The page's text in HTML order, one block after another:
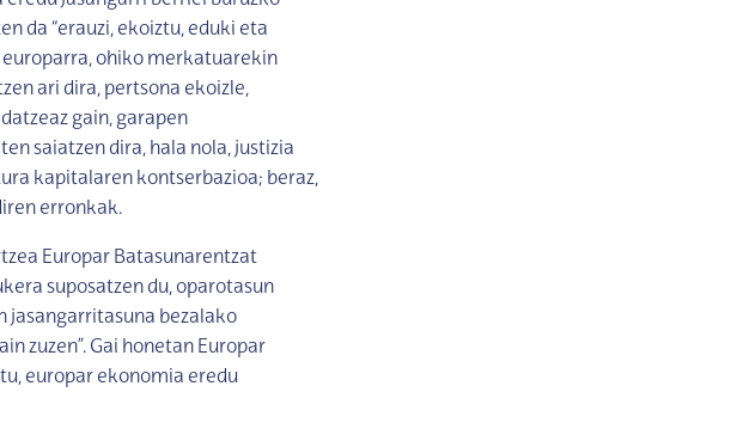
da “erauzi, ekoiztu, eduki eta
ohiko merkatuarekin
ari dira, pertsona ekoizle,
gain, garapen
saiatzen dira, hala nola, justizia
kapitalaren kontserbazioa; beraz,
erronkak.
Europar Batasunarentzat
suposatzen du, oparotasun
jasangarritasuna bezalako
zuzen”. Gai honetan Europar
europar ekonomia eredu